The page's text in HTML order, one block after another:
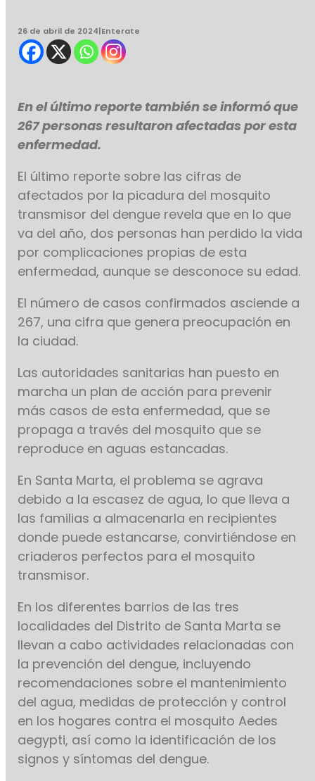
26 de abril de 2024|Enterate
En el último reporte también se informó que
267 personas resultaron afectadas por esta
enfermedad.
El último reporte sobre las cifras de
afectados por la picadura del mosquito
transmisor del dengue revela que en lo que
va del año, dos personas han perdido la vida
por complicaciones propias de esta
enfermedad, aunque se desconoce su edad.
El número de casos confirmados asciende a
267, una cifra que genera preocupación en
la ciudad.
Las autoridades sanitarias han puesto en
marcha un plan de acción para prevenir
más casos de esta enfermedad, que se
propaga a través del mosquito que se
reproduce en aguas estancadas.
En Santa Marta, el problema se agrava
debido a la escasez de agua, lo que lleva a
las familias a almacenarla en recipientes
donde puede estancarse, convirtiéndose en
criaderos perfectos para el mosquito
transmisor.
En los diferentes barrios de las tres
localidades del Distrito de Santa Marta se
llevan a cabo actividades relacionadas con
la prevención del dengue, incluyendo
recomendaciones sobre el mantenimiento
del agua, medidas de protección y control
en los hogares contra el mosquito Aedes
aegypti, así como la identificación de los
signos y síntomas del dengue.